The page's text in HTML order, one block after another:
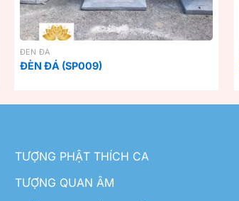
ĐÈN ĐÁ
ĐÈN ĐÁ (SP009)
TƯỢNG PHẬT THÍCH CA
TƯỢNG QUAN ÂM